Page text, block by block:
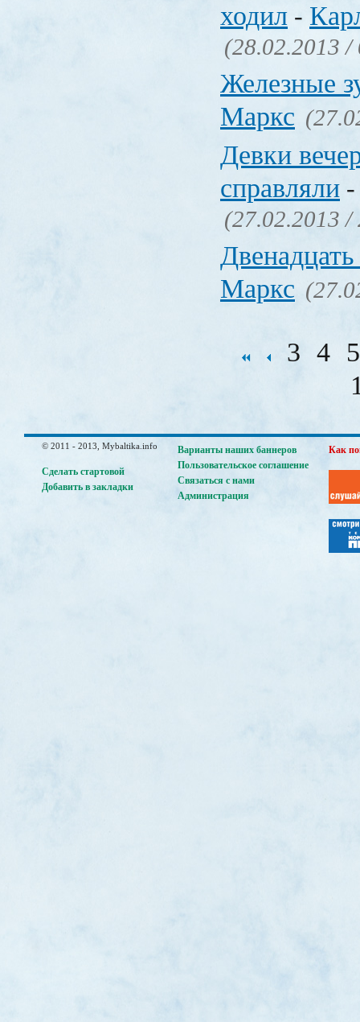
ходил -
(28.02.2013 /
Железные
Маркс
Девки
справляли
(27.02.2013 /
Маркс
3 4 5
© 2011 - 2013, Mybaltika.info
Сделать стартовой
Добавить в закладки
Варианты наших баннеров
Пользовательское соглашение
Связаться с нами
Администрация
Как